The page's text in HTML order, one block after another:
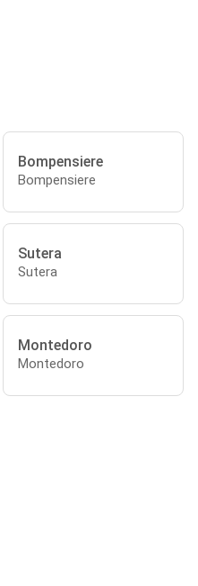
Bompensiere
Bompensiere
Sutera
Sutera
Montedoro
Montedoro